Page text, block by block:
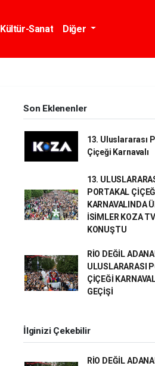
Kültür-Sanat Diğer
Son Eklenenler
13. Uluslararası
Çiçeği Karnavalı
13.
PORTAKAL
KARNAVALINDA
İSİMLER KOZA
KONUŞTU
RİO DEĞİL
ULUSLARARASI
ÇİÇEĞİ
GEÇİŞİ
İlginizi Çekebilir
RİO DEĞİL